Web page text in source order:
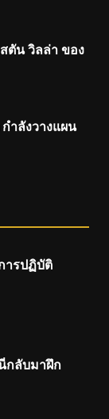
ตัน วิลล่า ของ
ำลังวางแผน
ารปฏิบัติ
กลับมาฝึก